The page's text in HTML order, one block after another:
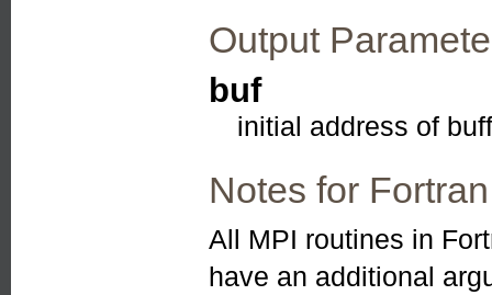
Output
buf
initial address of
Notes for Fortran
All MPI routines in
have an additional